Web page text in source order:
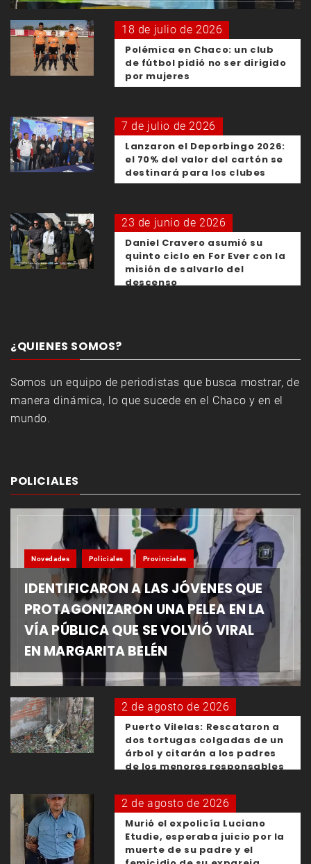
18 de julio de 2026
Polémica en Chaco: un club
de fútbol pidió no ser dirigido
por mujeres
7 de julio de 2026
Lanzaron el Deporbingo 2026:
el 70% del valor del cartón se
destinará para los clubes
23 de junio de 2026
Daniel Cravero asumió su
quinto ciclo en For Ever con la
misión de salvarlo del
descenso
¿QUIENES SOMOS?
Somos un equipo de periodistas que busca mostrar, de
manera dinámica, lo que sucede en el Chaco y en el
mundo.
POLICIALES
Novedades Policiales Provinciales
IDENTIFICARON A LAS JÓVENES QUE
PROTAGONIZARON UNA PELEA EN LA
VÍA PÚBLICA QUE SE VOLVIÓ VIRAL
EN MARGARITA BELÉN
2 de agosto de 2026
Puerto Vilelas: Rescataron a
dos tortugas colgadas de un
árbol y citarán a los padres
de los menores responsables
2 de agosto de 2026
Murió el expolicía Luciano
Etudie, esperaba juicio por la
muerte de su padre y el